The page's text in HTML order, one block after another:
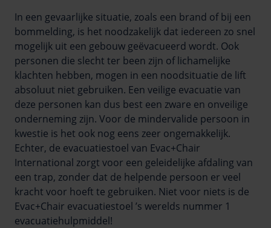
In een gevaarlijke situatie, zoals een brand of bij een
bommelding, is het noodzakelijk dat iedereen zo snel
mogelijk uit een gebouw geëvacueerd wordt. Ook
personen die slecht ter been zijn of lichamelijke
klachten hebben, mogen in een noodsituatie de lift
absoluut niet gebruiken. Een veilige evacuatie van
deze personen kan dus best een zware en onveilige
onderneming zijn. Voor de mindervalide persoon in
kwestie is het ook nog eens zeer ongemakkelijk.
Echter, de evacuatiestoel van Evac+Chair
International zorgt voor een geleidelijke afdaling van
een trap, zonder dat de helpende persoon er veel
kracht voor hoeft te gebruiken. Niet voor niets is de
Evac+Chair evacuatiestoel ’s werelds nummer 1
evacuatiehulpmiddel!